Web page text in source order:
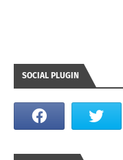
SOCIAL PLUGIN